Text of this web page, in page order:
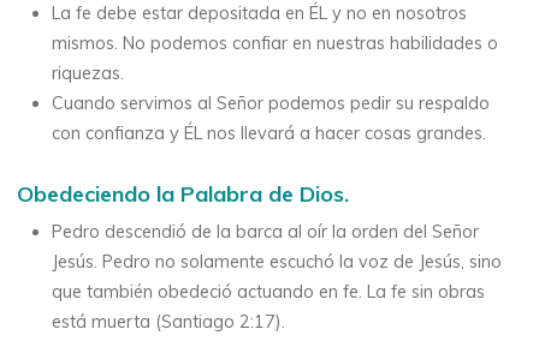
La fe debe estar depositada en ÉL y no en nosotros
mismos. No podemos confiar en nuestras habilidades o
riquezas.
Cuando servimos al Señor podemos pedir su respaldo
con confianza y ÉL nos llevará a hacer cosas grandes.
Obedeciendo la Palabra de Dios.
Pedro descendió de la barca al oír la orden del Señor
Jesús. Pedro no solamente escuchó la voz de Jesús, sino
que también obedeció actuando en fe. La fe sin obras
está muerta (Santiago 2:17).